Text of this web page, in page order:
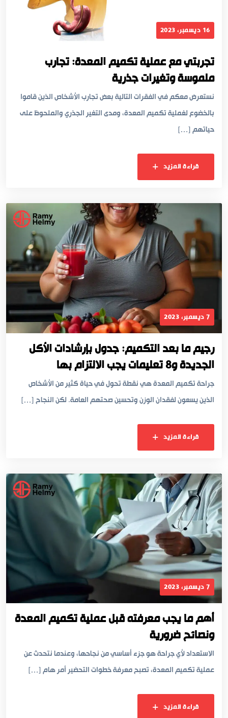
16 ديسمبر، 2023
تجربتي مع عملية تكميم المعدة: تجارب
ملموسة وتغيرات جذرية
نستعرض معكم في الفقرات التالية بعض تجارب الأشخاص الذين قاموا
بالخضوع لغملية تكميم المعدة، ومدى التغير الجذري والملحوظ على
حياتهم […]
قراءة المزيد
7 ديسمبر، 2023
رجيم ما بعد التكميم: جدول بإرشادات الأكل
الجديدة و8 تعليمات يجب الالتزام بها
جراحة تكميم المعدة هي نقطة تحول في حياة كثير من الأشخاص
الذين يسعون لفقدان الوزن وتحسين صحتهم العامة. لكن النجاح […]
قراءة المزيد
7 ديسمبر، 2023
أهم ما يجب معرفته قبل عملية تكميم المعدة
ونصائح ضرورية
الاستعداد لأي جراحة هو جزء أساسي من نجاحها، وعندما نتحدث عن
عملية تكميم المعدة، تصبح معرفة خطوات التحضير أمر هام […]
قراءة المزيد